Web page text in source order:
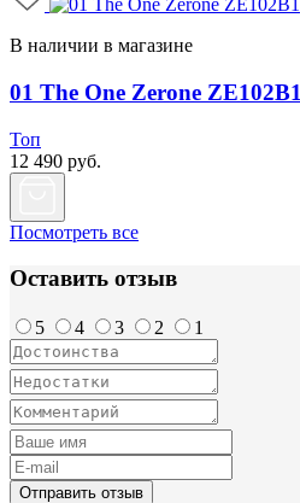
В наличии в магазине
01 The One Zerone ZE102B1
Топ
12 490 руб.
Посмотреть все
Оставить отзыв
5 4 3 2 1
Отправить отзыв